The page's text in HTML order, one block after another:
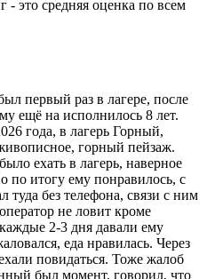
- это средняя оценка по всем
первый раз в лагере, после
ещё на исполнилось 8 лет.
года, в лагерь Горный,
, горный пейзаж.
ехать в лагерь, наверное
по итогу ему понравилось, с
без телефона, связи с ним
не ловит кроме
2-3 дня давали ему
еда нравилась. Через
повидаться. Тоже жалоб
был момент, говорил, что